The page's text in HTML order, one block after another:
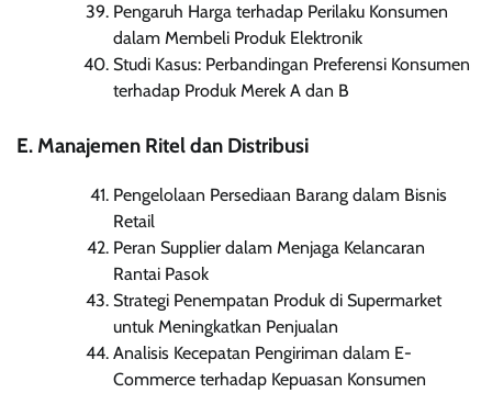
Pengaruh Harga terhadap Perilaku Konsumen
dalam Membeli Produk Elektronik
Studi Kasus: Perbandingan Preferensi Konsumen
terhadap Produk Merek A dan B
E. Manajemen Ritel dan Distribusi
Pengelolaan Persediaan Barang dalam Bisnis
Retail
Peran Supplier dalam Menjaga Kelancaran
Rantai Pasok
Strategi Penempatan Produk di Supermarket
untuk Meningkatkan Penjualan
Analisis Kecepatan Pengiriman dalam E-
Commerce terhadap Kepuasan Konsumen